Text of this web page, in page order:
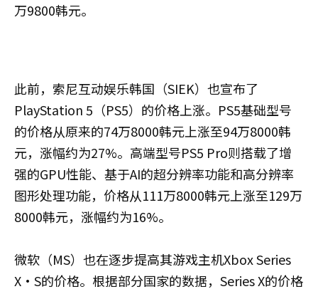
万9800韩元。
此前，索尼互动娱乐韩国（SIEK）也宣布了
PlayStation 5（PS5）的价格上涨。PS5基础型号
的价格从原来的74万8000韩元上涨至94万8000韩
元，涨幅约为27%。高端型号PS5 Pro则搭载了增
强的GPU性能、基于AI的超分辨率功能和高分辨率
图形处理功能，价格从111万8000韩元上涨至129万
8000韩元，涨幅约为16%。
微软（MS）也在逐步提高其游戏主机Xbox Series
X·S的价格。根据部分国家的数据，Series X的价格